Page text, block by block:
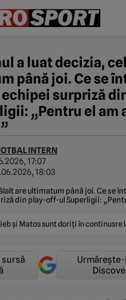
a luat decizia,
până joi. Ce se
surpriză
„Pentru el am
INTERN
17:07
18:03
și Matos sunt doriți în continusre
sursă
Urmărește-